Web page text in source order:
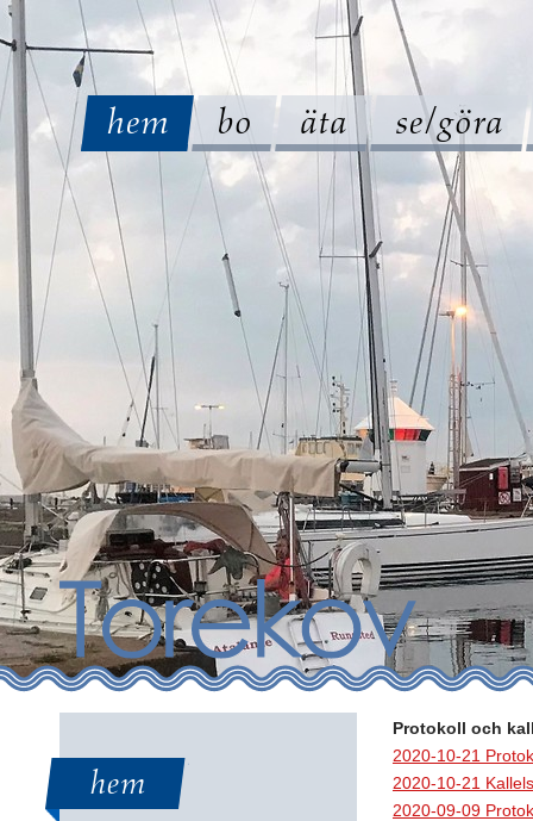
hem bo äta se/göra
hem
Protokoll och
2020-10-21
2020-10-21
2020-09-09